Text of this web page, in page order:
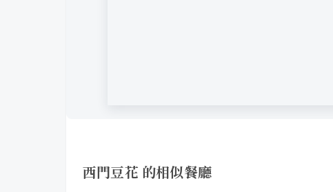
西門豆花 的相似餐廳